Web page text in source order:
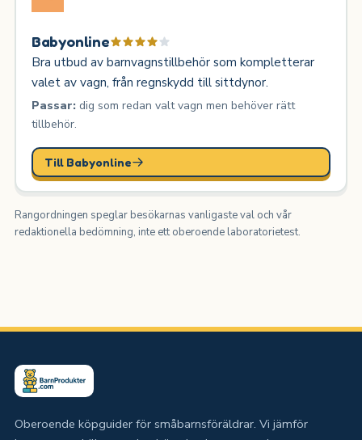
Babyonline
Bra utbud av barnvagnstillbehör som kompletterar
valet av vagn, från regnskydd till sittdynor.
Passar:dig som redan valt vagn men behöver rätt
tillbehör.
Till Babyonline
Rangordningen speglar besökarnas vanligaste val och vår
redaktionella bedömning, inte ett oberoende laboratorietest.
Oberoende köpguider för småbarnsföräldrar. Vi jämför